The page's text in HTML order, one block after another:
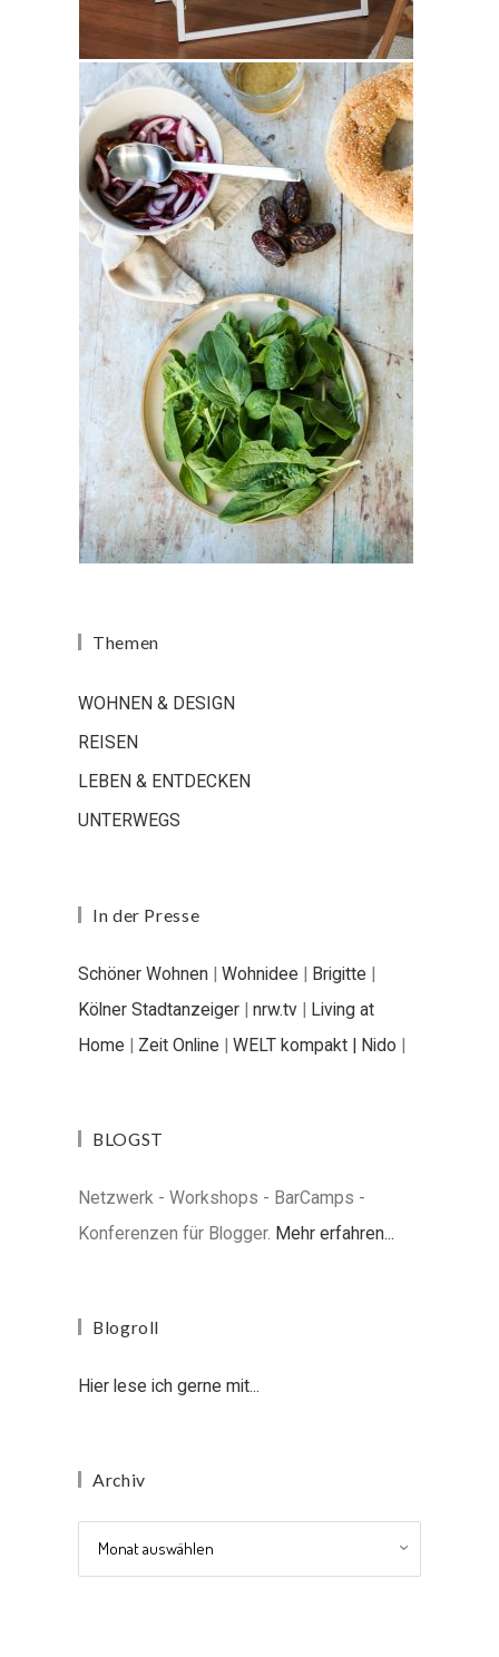
Themen
WOHNEN & DESIGN
REISEN
LEBEN & ENTDECKEN
UNTERWEGS
In der Presse
Schöner Wohnen | Wohnidee | Brigitte |
Kölner Stadtanzeiger | nrw.tv | Living at
Home | Zeit Online | WELT kompakt | Nido |
BLOGST
Netzwerk - Workshops - BarCamps -
Konferenzen für Blogger. Mehr erfahren...
Blogroll
Hier lese ich gerne mit...
Archiv